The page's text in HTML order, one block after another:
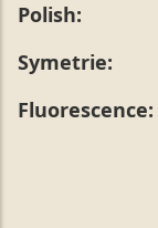
Polish:
Symetrie:
Fluorescence: